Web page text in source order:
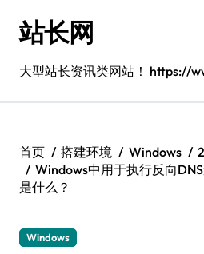
站长网
大型站长资讯类网站！ https://
首页 搭建环境 Windows
Windows中用于执行反向
是什么？
Windows